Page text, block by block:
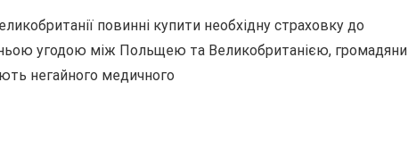
повинні купити необхідну страховку до
угодою між Польщею та Великобританією, громадяни
негайного медичного